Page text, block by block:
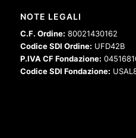
NOTE LEGALI
C.F. Ordine: 80021430162
Codice SDI Ordine: UFD42B
P.IVA CF Fondazione:
Codice SDI Fondazione: